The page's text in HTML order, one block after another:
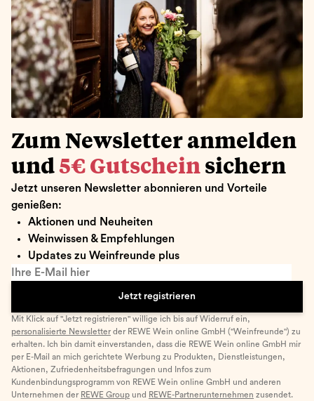
Zum Newsletter anmelden
und 5€ Gutschein sichern
Jetzt unseren Newsletter abonnieren und Vorteile
genießen:
Aktionen und Neuheiten
Weinwissen & Empfehlungen
Updates zu Weinfreunde plus
Ihre E-Mail hier
Jetzt registrieren
Mit Klick auf "Jetzt registrieren" willige ich bis auf Widerruf ein,
personalisierte Newsletter der REWE Wein online GmbH ("Weinfreunde") zu
erhalten. Ich bin damit einverstanden, dass die REWE Wein online GmbH mir
per E-Mail an mich gerichtete Werbung zu Produkten, Dienstleistungen,
Aktionen, Zufriedenheitsbefragungen und Infos zum
Kundenbindungsprogramm von REWE Wein online GmbH und anderen
Unternehmen der REWE Group und REWE-Partnerunternehmen zusendet.